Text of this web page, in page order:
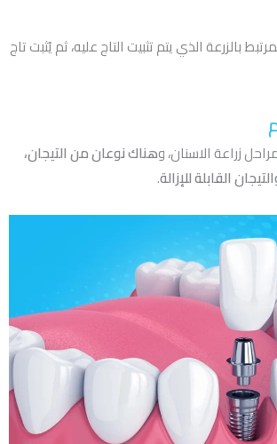
بالزرعة الذي يتم تثبيت التاج عليه، ثم يُثبت تاج
زراعة الاسنان، وهناك نوعان من التيجان،
القابلة للإزالة.